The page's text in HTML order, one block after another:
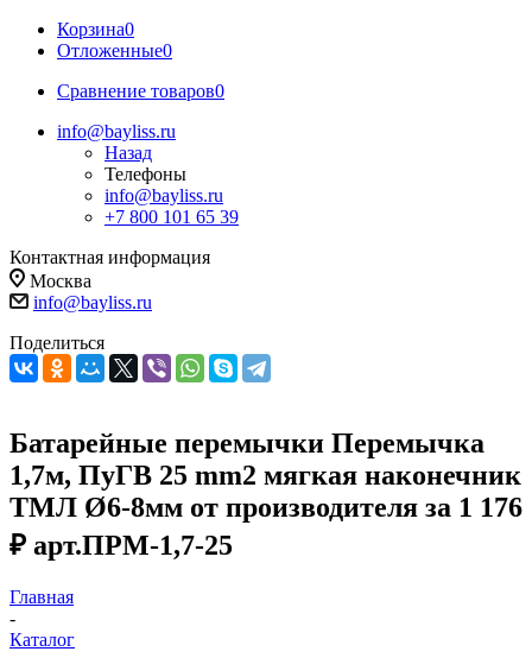
Корзина0
Отложенные0
Сравнение товаров0
info@bayliss.ru
Назад
Телефоны
info@bayliss.ru
+7 800 101 65 39
Контактная информация
Москва
info@bayliss.ru
Поделиться
Батарейные перемычки Перемычка
1,7м, ПуГВ 25 mm2 мягкая наконечник
ТМЛ Ø6-8мм от производителя за 1 176
₽ арт.ПРМ-1,7-25
Главная
-
Каталог